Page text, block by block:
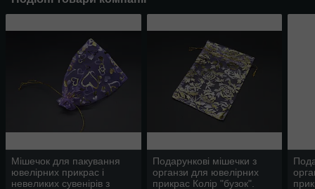
Мішечок для пакування
ювелірних прикрас і
невеликих сувенірів з
Подарункові мішечки з
органзи для ювелірних
прикрас Колір "бузок".